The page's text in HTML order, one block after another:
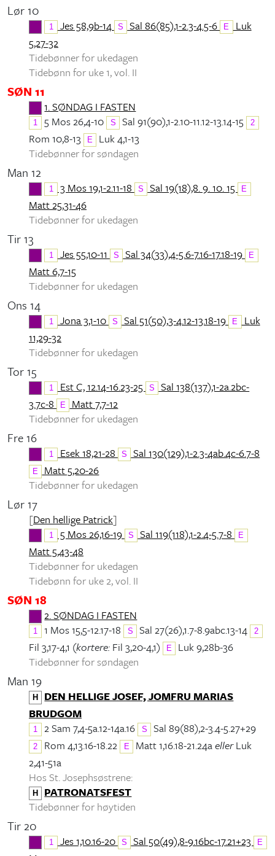
Lør 10
1 Jes 58,9b-14 S Sal 86(85),1-2.3-4.5-6 E
Luk
5,27-32
Tidebønner for ukedagen
Tidebønn for uke 1, vol. II
SØN 11
1. SØNDAG I FASTEN
1 5 Mos 26,4-10 S Sal 91(90),1-2.10-11.12-13.14-15 2
Rom 10,8-13 E
Luk 4,1-13
Tidebønner for søndagen
Man 12
1 3 Mos 19,1-2.11-18 S Sal 19(18),8. 9. 10. 15 E
Matt 25,31-46
Tidebønner for ukedagen
Tir 13
1 Jes 55,10-11 S Sal 34(33),4-5.6-7.16-17.18-19 E
Matt 6,7-15
Tidebønner for ukedagen
Ons 14
1 Jona 3,1-10 S Sal 51(50),3-4.12-13.18-19 E
Luk
11,29-32
Tidebønner for ukedagen
Tor 15
1 Est C, 12.14-16.23-25 S
Sal 138(137),1-2a.2bc-
3.7c-8
E
Matt 7,7-12
Tidebønner for ukedagen
Fre 16
1 Esek 18,21-28 S Sal 130(129),1-2.3-4ab.4c-6.7-8
E
Matt 5,20-26
Tidebønner for ukedagen
Lør 17
[Den hellige Patrick]
1 5 Mos 26,16-19 S Sal 119(118),1-2.4-5.7-8 E
Matt 5,43-48
Tidebønner for ukedagen
Tidebønn for uke 2, vol. II
SØN 18
2. SØNDAG I FASTEN
1 1 Mos 15,5-12.17-18 S Sal 27(26),1.7-8.9abc.13-14 2
Fil 3,17-4,1 (kortere: Fil 3,20-4,1) E
Luk 9,28b-36
Tidebønner for søndagen
Man 19
H
DEN HELLIGE JOSEF, JOMFRU MARIAS
BRUDGOM
1 2 Sam 7,4-5a.12-14a.16 S Sal 89(88),2-3.4-5.27+29
2 Rom 4,13.16-18.22 E Matt 1,16.18-21.24aellerLuk
2,41-51a
Hos St. Josephsøstrene:
H
PATRONATSFEST
Tidebønner for høytiden
Tir 20
1 Jes 1,10.16-20 S Sal 50(49),8-9.16bc-17.21+23 E